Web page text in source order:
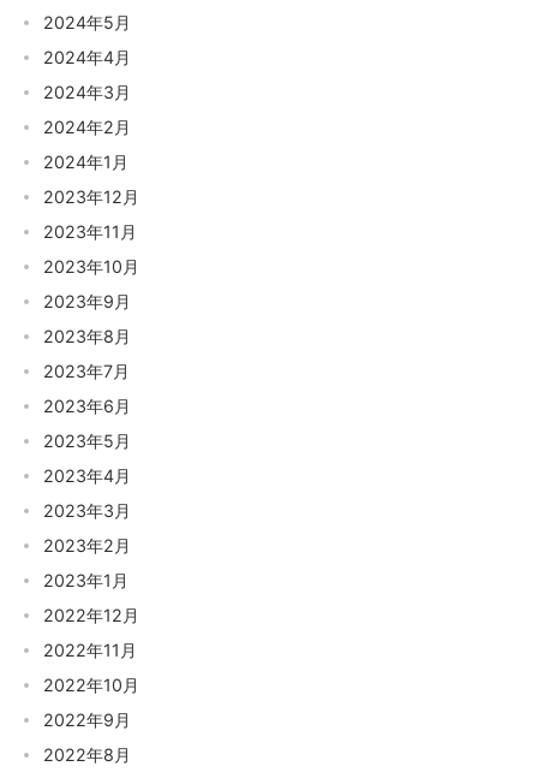
2024年5月
2024年4月
2024年3月
2024年2月
2024年1月
2023年12月
2023年11月
2023年10月
2023年9月
2023年8月
2023年7月
2023年6月
2023年5月
2023年4月
2023年3月
2023年2月
2023年1月
2022年12月
2022年11月
2022年10月
2022年9月
2022年8月